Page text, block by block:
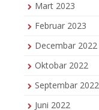
Mart 2023
Februar 2023
Decembar 2022
Oktobar 2022
Septembar 2022
Juni 2022